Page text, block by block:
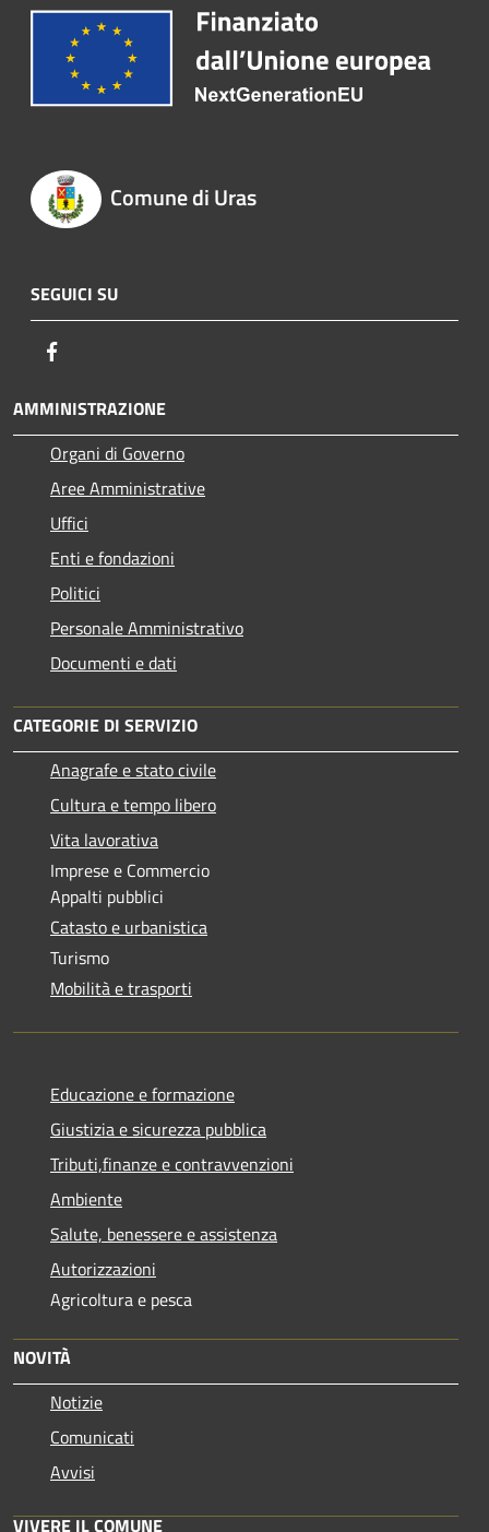
Comune di Uras
SEGUICI SU
AMMINISTRAZIONE
Organi di Governo
Aree Amministrative
Uffici
Enti e fondazioni
Politici
Personale Amministrativo
Documenti e dati
CATEGORIE DI SERVIZIO
Anagrafe e stato civile
Cultura e tempo libero
Vita lavorativa
Imprese e Commercio
Appalti pubblici
Catasto e urbanistica
Turismo
Mobilità e trasporti
Educazione e formazione
Giustizia e sicurezza pubblica
Tributi,finanze e contravvenzioni
Ambiente
Salute, benessere e assistenza
Autorizzazioni
Agricoltura e pesca
NOVITÀ
Notizie
Comunicati
Avvisi
VIVERE IL COMUNE